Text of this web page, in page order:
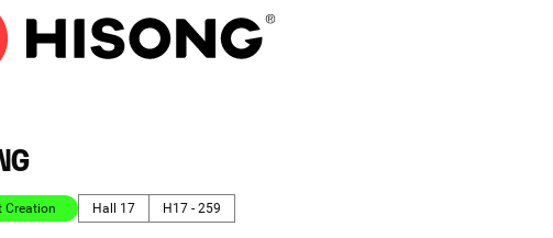
Creation Hall 17 H17 - 259